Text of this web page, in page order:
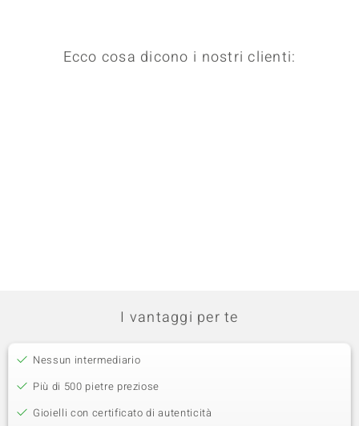
Ecco cosa dicono i nostri clienti:
I vantaggi per te
Nessun intermediario
Più di 500 pietre preziose
Gioielli con certificato di autenticità